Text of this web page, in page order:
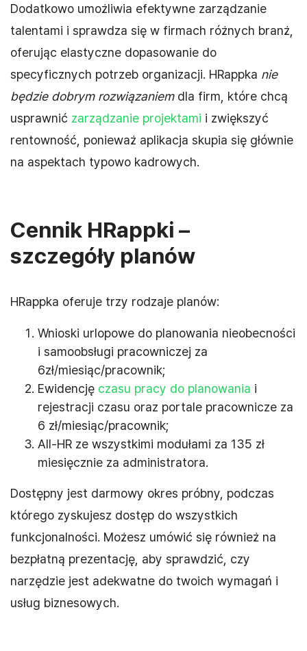
Dodatkowo umożliwia efektywne zarządzanie
talentami i sprawdza się w firmach różnych branż,
oferując elastyczne dopasowanie do
specyficznych potrzeb organizacji. HRappka nie
będzie dobrym rozwiązaniemdla firm, które chcą
usprawnić zarządzanie projektami i zwiększyć
rentowność, ponieważ aplikacja skupia się głównie
na aspektach typowo kadrowych.
Cennik HRappki –
szczegóły planów
HRappka oferuje trzy rodzaje planów:
Wnioski urlopowe do planowania nieobecności
i samoobsługi pracowniczej za
6zł/miesiąc/pracownik;
Ewidencję czasu pracy do planowania i
rejestracji czasu oraz portale pracownicze za
6 zł/miesiąc/pracownik;
All-HR ze wszystkimi modułami za 135 zł
miesięcznie za administratora.
Dostępny jest darmowy okres próbny, podczas
którego zyskujesz dostęp do wszystkich
funkcjonalności. Możesz umówić się również na
bezpłatną prezentację, aby sprawdzić, czy
narzędzie jest adekwatne do twoich wymagań i
usług biznesowych.